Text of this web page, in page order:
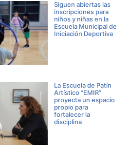
Siguen abiertas las
inscripciones para
niños y niñas en la
Escuela Municipal de
Iniciación Deportiva
La Escuela de Patín
Artístico “EMIR”
proyecta un espacio
propio para
fortalecer la
disciplina